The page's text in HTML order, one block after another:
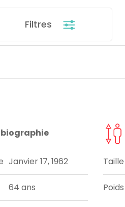
Filtres
Janvier 17, 1962
64 ans
Taille
Poids